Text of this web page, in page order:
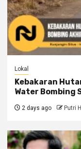
Lokal
Kebakaran
Water Bombing
2 days ago Putri